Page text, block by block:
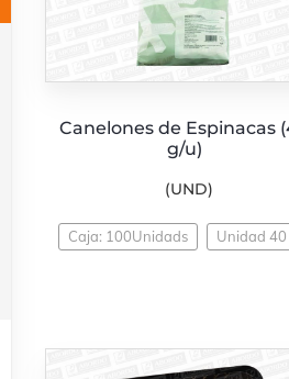
Canelones de Espinacas
g/u)
(UND)
Caja: 100Unidads Unidad 40